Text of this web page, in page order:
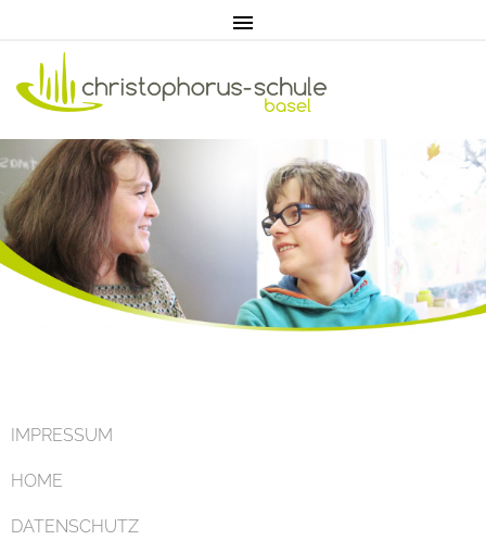
Home
IMPRESSUM
HOME
DATENSCHUTZ